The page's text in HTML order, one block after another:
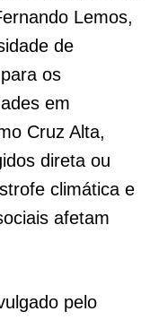
Lemos,
de
os
em
Cruz Alta,
direta ou
climática e
afetam
pelo